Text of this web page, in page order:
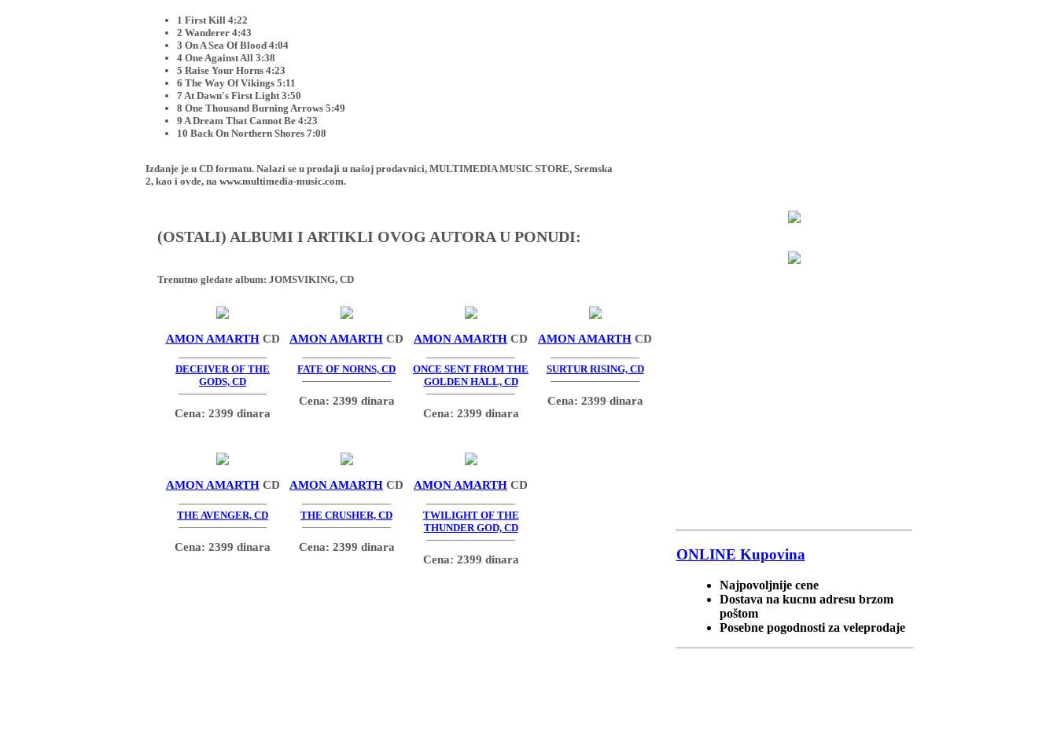
1 First Kill 4:22
2 Wanderer 4:43
3 On A Sea Of Blood 4:04
4 One Against All 3:38
5 Raise Your Horns 4:23
6 The Way Of Vikings 5:11
7 At Dawn's First Light 3:50
8 One Thousand Burning Arrows 5:49
9 A Dream That Cannot Be 4:23
10 Back On Northern Shores 7:08
Izdanje je u CD formatu. Nalazi se u prodaji u našoj prodavnici, MULTIMEDIA MUSIC STORE, Sremska
2, kao i ovde, na www.multimedia-music.com.
(OSTALI) ALBUMI I ARTIKLI OVOG AUTORA U PONUDI:
Trenutno gledate album: JOMSVIKING, CD
AMON AMARTHCD
DECEIVER OF THE
GODS, CD
Cena: 2399 dinara
AMON AMARTH CD
FATE OF NORNS, CD
Cena: 2399 dinara
AMON AMARTH CD
ONCE SENT FROM THE
GOLDEN HALL, CD
Cena: 2399 dinara
AMON AMARTH CD
SURTUR RISING, CD
Cena: 2399 dinara
AMON AMARTHCD
THE AVENGER, CD
Cena: 2399 dinara
AMON AMARTH CD
THE CRUSHER, CD
Cena: 2399 dinara
AMON AMARTH CD
TWILIGHT OF THE
THUNDER GOD, CD
Cena: 2399 dinara ONLINE Kupovina
Najpovoljnije cene
Dostava na kucnu adresu brzom
poštom
Posebne pogodnosti za veleprodaje